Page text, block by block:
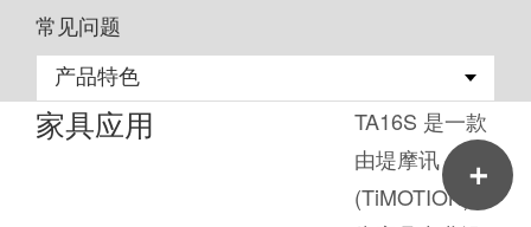
常见问题
家具应用
TA16S 是一款
由堤摩讯
(TiMOTION)专